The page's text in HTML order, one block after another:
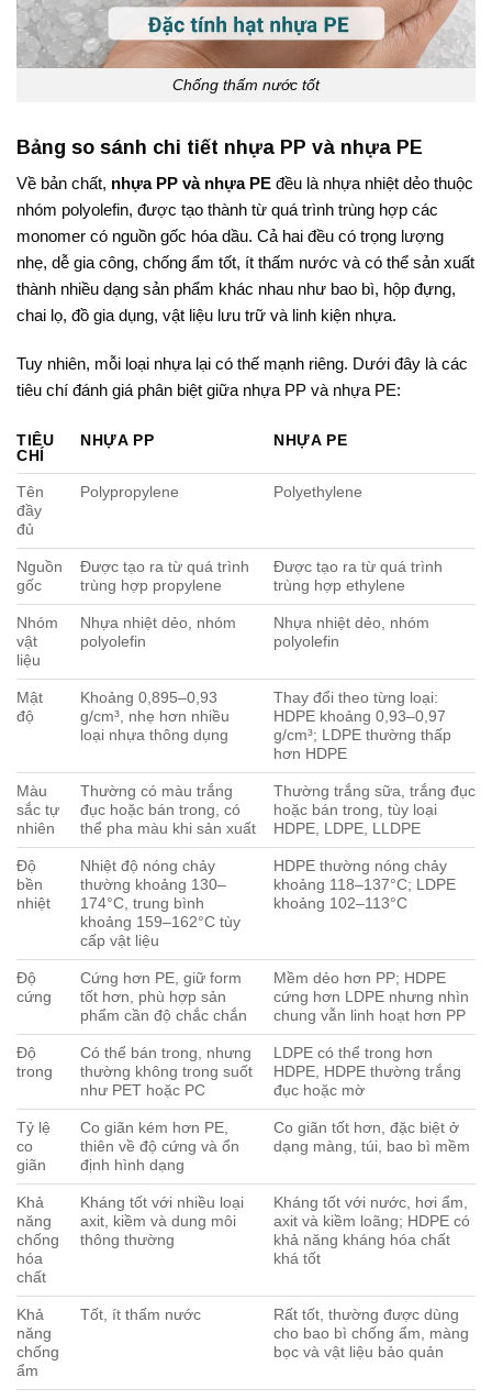
Chống thấm nước tốt
Bảng so sánh chi tiết nhựa PP và nhựa PE
Về bản chất, nhựa PP và nhựa PE đều là nhựa nhiệt dẻo thuộc
nhóm polyolefin, được tạo thành từ quá trình trùng hợp các
monomer có nguồn gốc hóa dầu. Cả hai đều có trọng lượng
nhẹ, dễ gia công, chống ẩm tốt, ít thấm nước và có thể sản xuất
thành nhiều dạng sản phẩm khác nhau như bao bì, hộp đựng,
chai lọ, đồ gia dụng, vật liệu lưu trữ và linh kiện nhựa.
Tuy nhiên, mỗi loại nhựa lại có thế mạnh riêng. Dưới đây là các
tiêu chí đánh giá phân biệt giữa nhựa PP và nhựa PE:
TIÊU
CHÍ
NHỰA PP NHỰA PE
Tên
đầy
đủ
Polypropylene Polyethylene
Nguồn
gốc
Được tạo ra từ quá trình
trùng hợp propylene
Được tạo ra từ quá trình
trùng hợp ethylene
Nhóm
vật
liệu
Nhựa nhiệt dẻo, nhóm
polyolefin
Nhựa nhiệt dẻo, nhóm
polyolefin
Mật
độ
Khoảng 0,895–0,93
g/cm³, nhẹ hơn nhiều
loại nhựa thông dụng
Thay đổi theo từng loại:
HDPE khoảng 0,93–0,97
g/cm³; LDPE thường thấp
hơn HDPE
Màu
sắc tự
nhiên
Thường có màu trắng
đục hoặc bán trong, có
thể pha màu khi sản xuất
Thường trắng sữa, trắng đục
hoặc bán trong, tùy loại
HDPE, LDPE, LLDPE
Độ
bền
nhiệt
Nhiệt độ nóng chảy
thường khoảng 130–
174°C, trung bình
khoảng 159–162°C tùy
cấp vật liệu
HDPE thường nóng chảy
khoảng 118–137°C; LDPE
khoảng 102–113°C
Độ
cứng
Cứng hơn PE, giữ form
tốt hơn, phù hợp sản
phẩm cần độ chắc chắn
Mềm dẻo hơn PP; HDPE
cứng hơn LDPE nhưng nhìn
chung vẫn linh hoạt hơn PP
Độ
trong
Có thể bán trong, nhưng
thường không trong suốt
như PET hoặc PC
LDPE có thể trong hơn
HDPE, HDPE thường trắng
đục hoặc mờ
Tỷ lệ
co
giãn
Co giãn kém hơn PE,
thiên về độ cứng và ổn
định hình dạng
Co giãn tốt hơn, đặc biệt ở
dạng màng, túi, bao bì mềm
Khả
năng
chống
hóa
chất
Kháng tốt với nhiều loại
axit, kiềm và dung môi
thông thường
Kháng tốt với nước, hơi ẩm,
axit và kiềm loãng; HDPE có
khả năng kháng hóa chất
khá tốt
Khả
năng
chống
ẩm
Tốt, ít thấm nước
Rất tốt, thường được dùng
cho bao bì chống ẩm, màng
bọc và vật liệu bảo quản